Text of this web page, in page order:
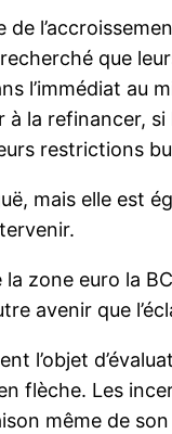
de
que
l’immédiat au
la refinancer,
restrictions
mais elle
la zone euro la
avenir que
l’objet
flèche. Les
même de